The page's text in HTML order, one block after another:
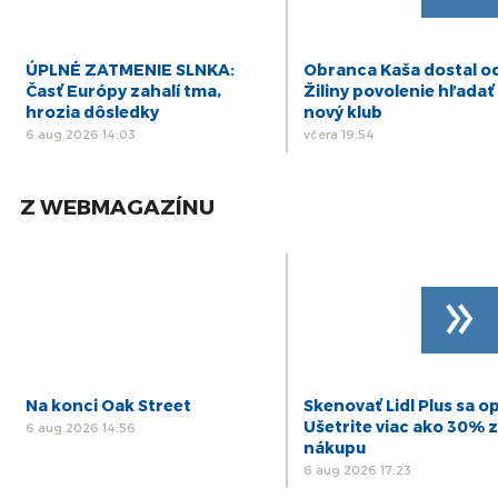
ÚPLNÉ ZATMENIE SLNKA:
Časť Európy zahalí tma,
hrozia dôsledky
6 aug 2026 14:03
Obranca Kaša dostal
Žiliny povolenie hľadať
nový klub
včera 19:54
Z WEBMAGAZÍNU
Na konci Oak Street
6 aug 2026 14:56
Skenovať Lidl Plus sa
Ušetrite viac ako 30% z
nákupu
6 aug 2026 17:23
»